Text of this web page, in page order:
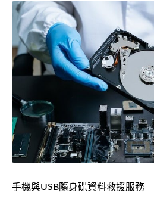
手機與USB隨身碟資料救援服務